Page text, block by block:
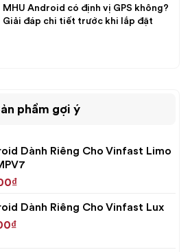
MHU Android có định vị GPS không?
Giải đáp chi tiết trước khi lắp đặt
phẩm gợi ý
Dành Riêng Cho Vinfast Limo
₫
Dành Riêng Cho Vinfast Lux
₫